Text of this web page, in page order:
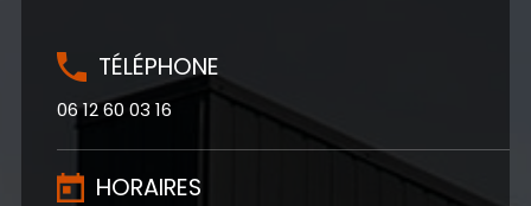
TÉLÉPHONE
06 12 60 03 16
HORAIRES